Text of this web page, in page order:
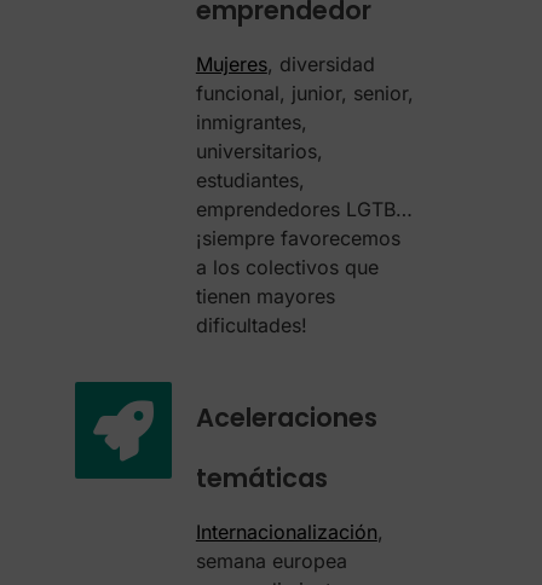
emprendedor
Mujeres, diversidad
funcional, junior, senior,
inmigrantes,
universitarios,
estudiantes,
emprendedores LGTB…
¡siempre favorecemos
a los colectivos que
tienen mayores
dificultades!
Aceleraciones
temáticas
Internacionalización,
semana europea